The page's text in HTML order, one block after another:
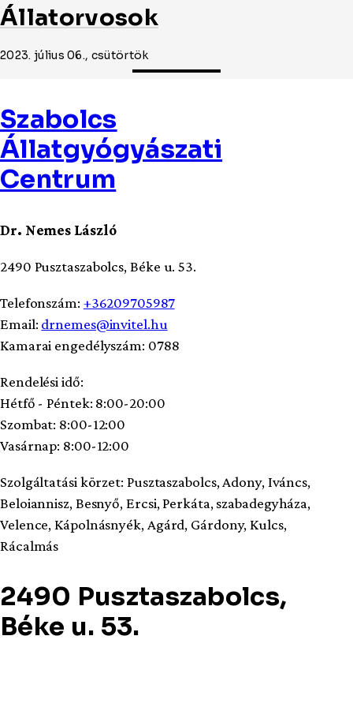
Állatorvosok
2023. július 06., csütörtök
Szabolcs
Állatgyógyászati
Centrum
Dr. Nemes László
2490 Pusztaszabolcs, Béke u. 53.
Telefonszám: +36209705987
Email: drnemes@invitel.hu
Kamarai engedélyszám: 0788
Rendelési idő:
Hétfő - Péntek: 8:00-20:00
Szombat: 8:00-12:00
Vasárnap: 8:00-12:00
Szolgáltatási körzet: Pusztaszabolcs, Adony, Iváncs,
Beloiannisz, Besnyő, Ercsi, Perkáta, szabadegyháza,
Velence, Kápolnásnyék, Agárd, Gárdony, Kulcs,
Rácalmás
2490 Pusztaszabolcs,
Béke u. 53.